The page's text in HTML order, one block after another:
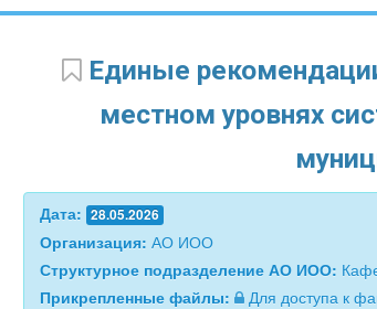
Единые
местном уровнях
Дата: 28.05.2026
Организация: АО ИОО
Структурное подразделение АО ИОО:
Прикрепленные файлы:
Для доступа к